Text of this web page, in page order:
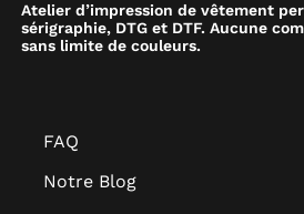
Atelier d’impression de vêtement
sérigraphie, DTG et DTF. Aucune
sans limite de couleurs.
FAQ
Notre Blog